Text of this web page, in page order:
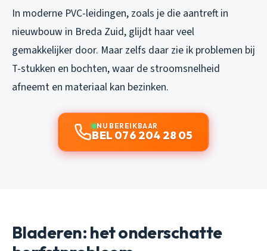
In moderne PVC-leidingen, zoals je die aantreft in
nieuwbouw in Breda Zuid, glijdt haar veel
gemakkelijker door. Maar zelfs daar zie ik problemen bij
T-stukken en bochten, waar de stroomsnelheid
afneemt en materiaal kan bezinken.
NU BEREIKBAAR
BEL 076 204 28 05
Bladeren: het onderschatte